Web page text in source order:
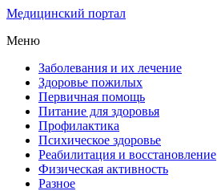
Медицинский портал
Меню
Заболевания и их лечение
Здоровье пожилых
Первичная помощь
Питание для здоровья
Профилактика
Психическое здоровье
Реабилитация и восстановление
Физическая активность
Разное